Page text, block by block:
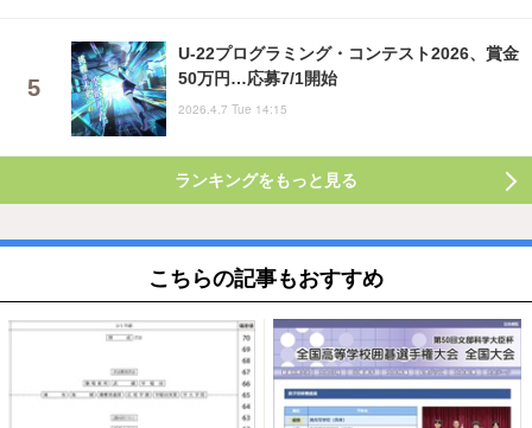
U-22プログラミング・コンテスト2026、賞金
50万円…応募7/1開始
2026.4.7 Tue 14:15
ランキングをもっと見る
こちらの記事もおすすめ